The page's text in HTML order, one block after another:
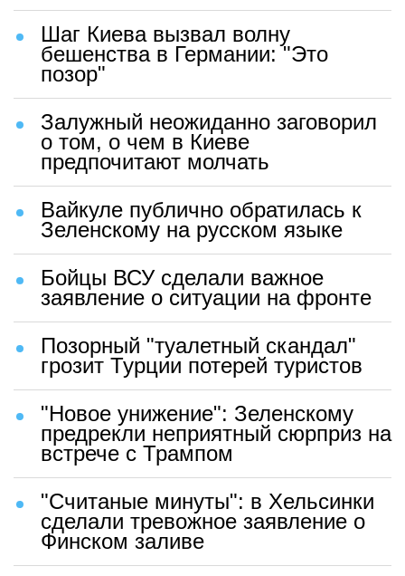
Шаг Киева вызвал волну
бешенства в Германии: "Это
позор"
Залужный неожиданно заговорил
о том, о чем в Киеве
предпочитают молчать
Вайкуле публично обратилась к
Зеленскому на русском языке
Бойцы ВСУ сделали важное
заявление о ситуации на фронте
Позорный "туалетный скандал"
грозит Турции потерей туристов
"Новое унижение": Зеленскому
предрекли неприятный сюрприз на
встрече с Трампом
"Считаные минуты": в Хельсинки
сделали тревожное заявление о
Финском заливе